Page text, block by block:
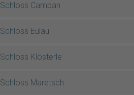
Schloss Campan
Schloss Eulau
Schloss Klösterle
Schloss Maretsch